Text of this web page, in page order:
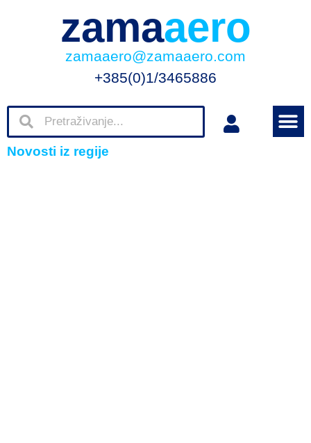
zamaaero
zamaaero@zamaaero.com
+385(0)1/3465886
Novosti iz regije